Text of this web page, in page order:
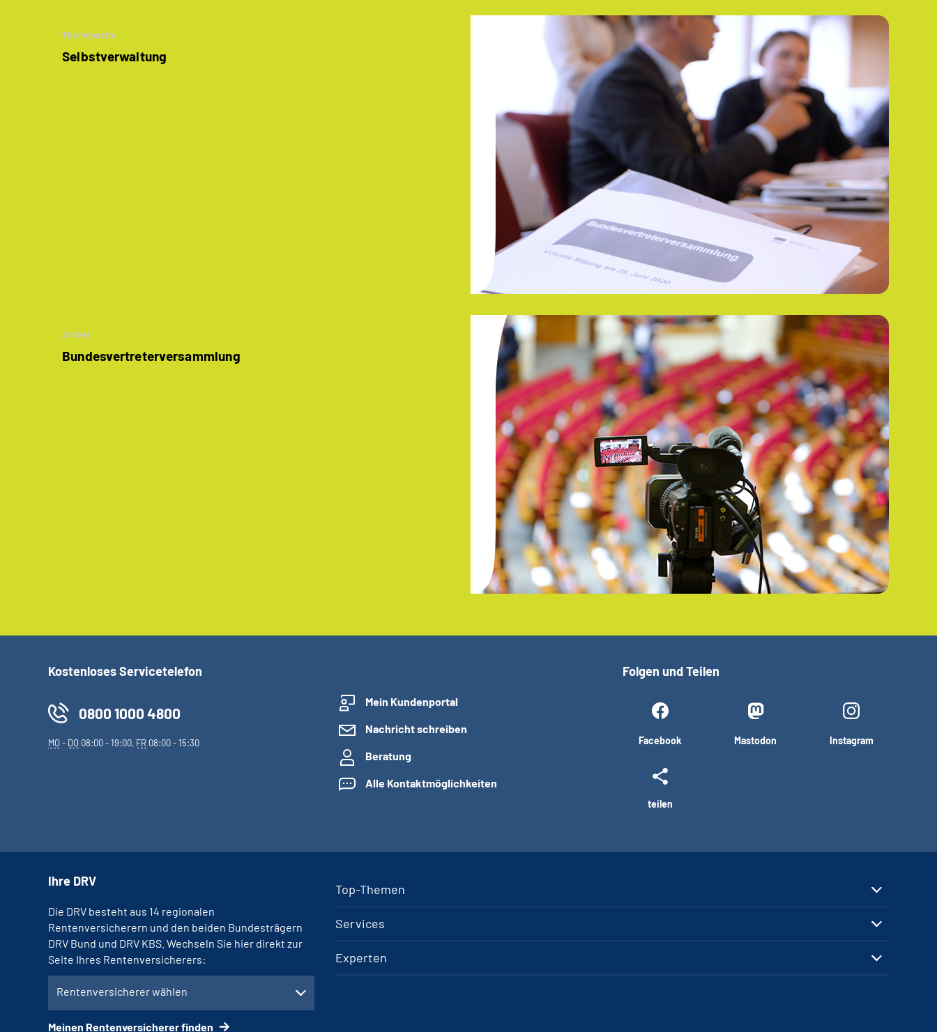
Themenseite
Selbstverwaltung
Artikel
Bundesvertreter­versammlung
Kostenloses Servicetelefon
0800 1000 4800
MO- DO 08:00 - 19:00, FR 08:00 - 15:30
Mein Kundenportal
Nachricht schreiben
Beratung
Alle Kontaktmöglichkeiten
Folgen und Teilen
Facebook Mastodon Instagram
teilen
Top-Themen
Services
Experten
Ihre DRV
Die DRV besteht aus 14 regionalen
Rentenversicherern und den beiden Bundesträgern
DRV Bund und DRV KBS. Wechseln Sie hier direkt zur
Seite Ihres Rentenversicherers:
Rentenversicherer wählen
Meinen Rentenversicherer finden